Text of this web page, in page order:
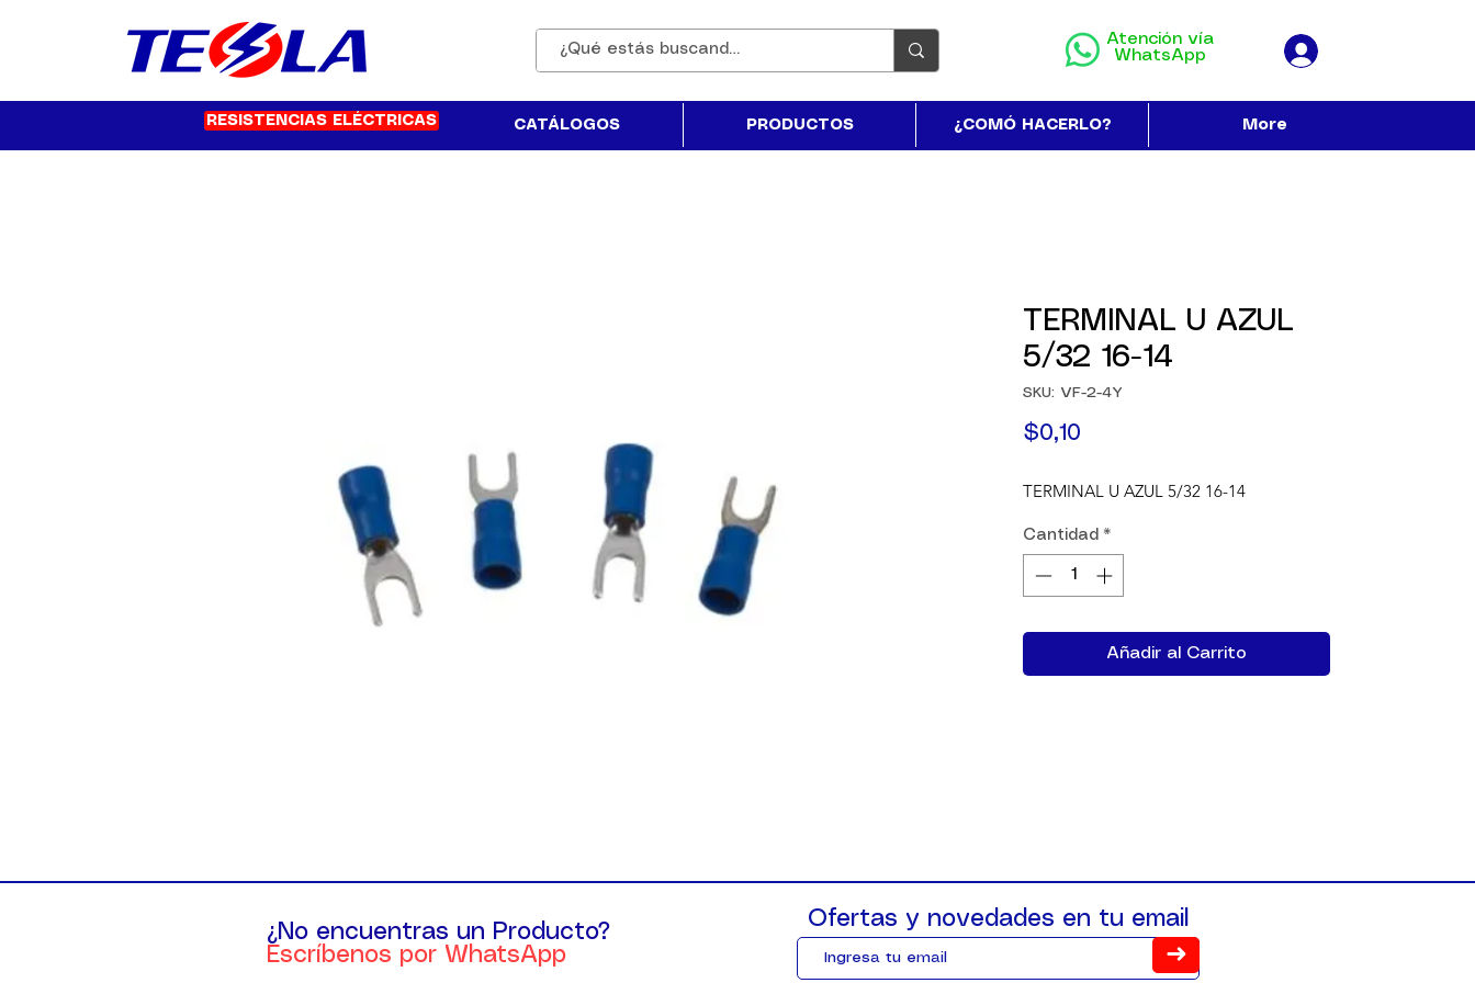
Atención vía
WhatsApp
RESISTENCIAS ELÉCTRICAS CATÁLOGOS PRODUCTOS ¿COMÓ HACERLO? More
TERMINAL U AZUL
5/32 16-14
SKU: VF-2-4Y
$0,10
TERMINAL U AZUL 5/32 16-14
Cantidad *
Añadir al Carrito
¿No encuentras un Producto?
Escríbenos por WhatsApp
Ofertas y novedades en tu email
➜